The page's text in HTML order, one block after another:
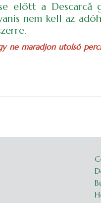
előtt a Descarcă
nem kell az
ne maradjon utolsó